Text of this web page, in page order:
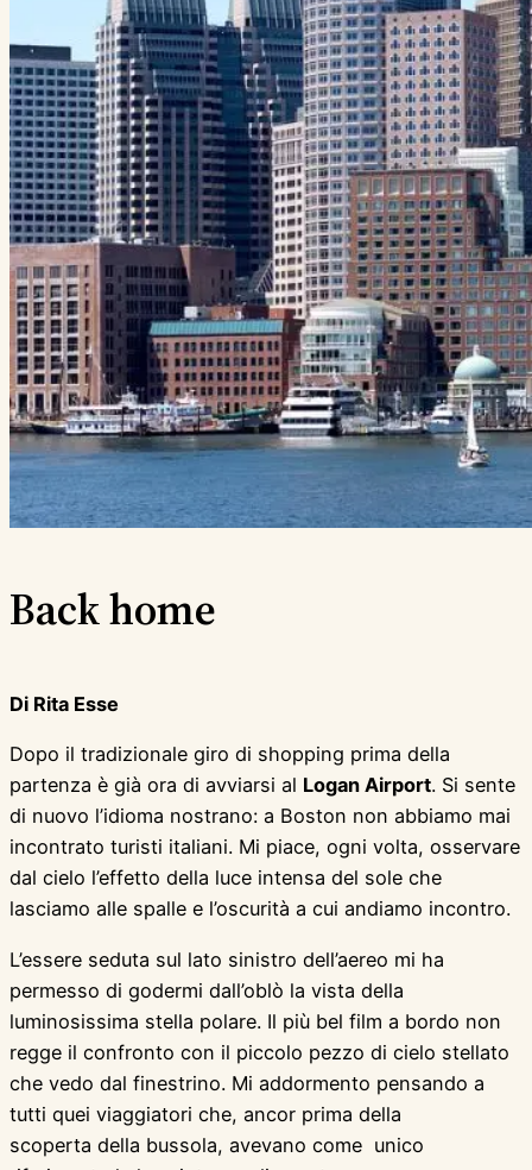
Back home
Di Rita Esse
Dopo il tradizionale giro di shopping prima della
partenza è già ora di avviarsi al Logan Airport. Si sente
di nuovo l’idioma nostrano: a Boston non abbiamo mai
incontrato turisti italiani. Mi piace, ogni volta, osservare
dal cielo l’effetto della luce intensa del sole che
lasciamo alle spalle e l’oscurità a cui andiamo incontro.
L’essere seduta sul lato sinistro dell’aereo mi ha
permesso di godermi dall’oblò la vista della
luminosissima stella polare. Il più bel film a bordo non
regge il confronto con il piccolo pezzo di cielo stellato
che vedo dal finestrino. Mi addormento pensando a
tutti quei viaggiatori che, ancor prima della
scoperta della bussola, avevano come unico